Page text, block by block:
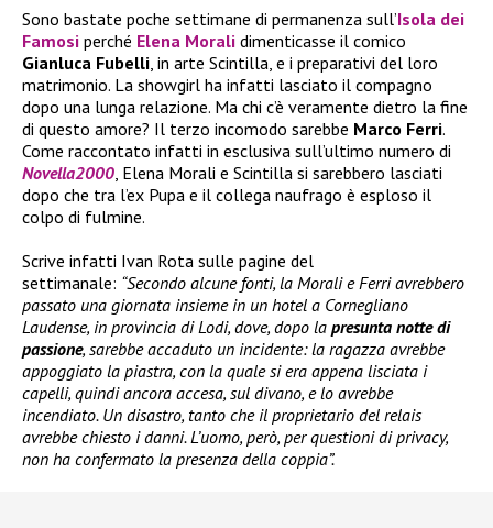
Sono bastate poche settimane di permanenza sull’Isola dei
Famosi perché Elena Morali dimenticasse il comico
Gianluca Fubelli, in arte Scintilla, e i preparativi del loro
matrimonio. La showgirl ha infatti lasciato il compagno
dopo una lunga relazione. Ma chi c’è veramente dietro la fine
di questo amore? Il terzo incomodo sarebbe Marco Ferri.
Come raccontato infatti in esclusiva sull’ultimo numero di
Novella2000, Elena Morali e Scintilla si sarebbero lasciati
dopo che tra l’ex Pupa e il collega naufrago è esploso il
colpo di fulmine.
Scrive infatti Ivan Rota sulle pagine del
settimanale: “Secondo alcune fonti, la Morali e Ferri avrebbero
passato una giornata insieme in un hotel a Cornegliano
Laudense, in provincia di Lodi, dove, dopo la presunta notte di
passione, sarebbe accaduto un incidente: la ragazza avrebbe
appoggiato la piastra, con la quale si era appena lisciata i
capelli, quindi ancora accesa, sul divano, e lo avrebbe
incendiato. Un disastro, tanto che il proprietario del relais
avrebbe chiesto i danni. L’uomo, però, per questioni di privacy,
non ha confermato la presenza della coppia”.